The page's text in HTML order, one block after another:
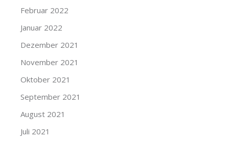
Februar 2022
Januar 2022
Dezember 2021
November 2021
Oktober 2021
September 2021
August 2021
Juli 2021